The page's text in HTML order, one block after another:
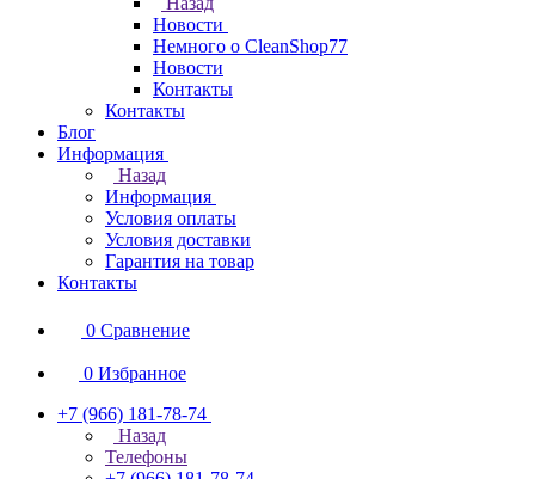
Новости
Немного о CleanShop77
Новости
Контакты
Контакты
Блог
Информация
Назад
Информация
Условия оплаты
Условия доставки
Гарантия на товар
Контакты
0 Сравнение
0 Избранное
+7 (966) 181-78-74
Назад
Телефоны